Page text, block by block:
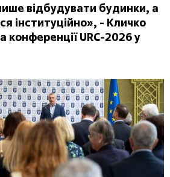
відбудувати будинки, а
інституційно», - Кличко
конференції URC-2026 у